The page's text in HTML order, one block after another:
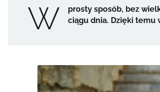
W
prosty sposób, bez
ciągu dnia. Dzięki temu